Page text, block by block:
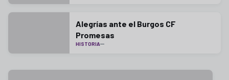
Alegrías ante el Burgos CF
Promesas
HISTORIA